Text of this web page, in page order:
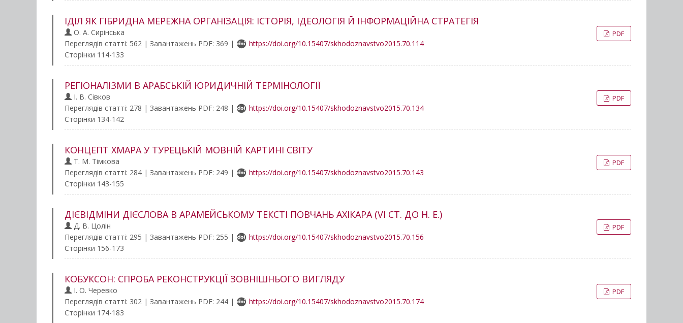
ІДІЛ ЯК ГІБРИДНА МЕРЕЖНА ОРГАНІЗАЦІЯ: ІСТОРІЯ, ІДЕОЛОГІЯ Й ІНФОРМАЦІЙНА СТРАТЕГІЯ
О. А. Сирінська
Переглядів статті: 562 | Завантажень PDF: 369 |
https://doi.org/10.15407/skhodoznavstvo2015.70.114
PDF
Сторінки 114-133
РЕГІОНАЛІЗМИ В АРАБСЬКІЙ ЮРИДИЧНІЙ ТЕРМІНОЛОГІЇ
І. В. Сівков
Переглядів статті: 278 | Завантажень PDF: 248 |
https://doi.org/10.15407/skhodoznavstvo2015.70.134
PDF
Сторінки 134-142
КОНЦЕПТ ХМАРА У ТУРЕЦЬКІЙ МОВНІЙ КАРТИНІ СВІТУ
Т. М. Тімкова
Переглядів статті: 284 | Завантажень PDF: 249 |
https://doi.org/10.15407/skhodoznavstvo2015.70.143
PDF
Сторінки 143-155
ДІЄВІДМІНИ ДІЄСЛОВА В АРАМЕЙСЬКОМУ ТЕКСТІ ПОВЧАНЬ АХІКАРА (VI СТ. ДО Н. Е.)
Д. В. Цолін
Переглядів статті: 295 | Завантажень PDF: 255 |
https://doi.org/10.15407/skhodoznavstvo2015.70.156
PDF
Сторінки 156-173
КОБУКСОН: СПРОБА РЕКОНСТРУКЦІЇ ЗОВНІШНЬОГО ВИГЛЯДУ
І. О. Черевко
Переглядів статті: 302 | Завантажень PDF: 244 |
https://doi.org/10.15407/skhodoznavstvo2015.70.174
PDF
Сторінки 174-183